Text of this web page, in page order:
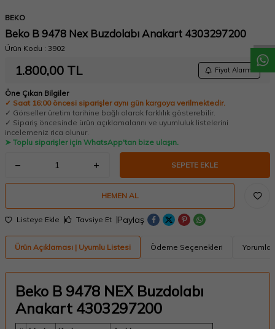
BEKO
Beko B 9478 Nex Buzdolabı Anakart 4303297200
Ürün Kodu : 3902
1.800,00 TL Fiyat Alarmı
Öne Çıkan Bilgiler
✓ Saat 16:00 öncesi siparişler aynı gün kargoya verilmektedir.
✓ Görseller üretim tarihine bağlı olarak farklılık gösterebilir.
✓ Sipariş öncesinde ürün açıklamalarını ve uyumluluk listelerini
incelemeniz rica olunur.
➤ Toplu siparişler için WhatsApp'tan bize ulaşın.
SEPETE EKLE
HEMEN AL
Listeye Ekle Tavsiye Et Paylaş
Ürün Açıklaması | Uyumlu Listesi Ödeme Seçenekleri Yorumlar
Beko B 9478 NEX Buzdolabı
Anakart 4303297200